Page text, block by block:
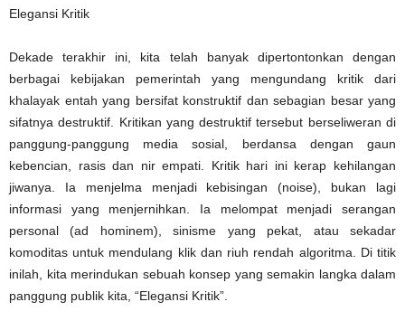
Elegansi Kritik
Dekade terakhir ini, kita telah banyak dipertontonkan dengan
berbagai kebijakan pemerintah yang mengundang kritik dari
khalayak entah yang bersifat konstruktif dan sebagian besar yang
sifatnya destruktif. Kritikan yang destruktif tersebut berseliweran di
panggung-panggung media sosial, berdansa dengan gaun
kebencian, rasis dan nir empati. Kritik hari ini kerap kehilangan
jiwanya. Ia menjelma menjadi kebisingan (noise), bukan lagi
informasi yang menjernihkan. Ia melompat menjadi serangan
personal (ad hominem), sinisme yang pekat, atau sekadar
komoditas untuk mendulang klik dan riuh rendah algoritma. Di titik
inilah, kita merindukan sebuah konsep yang semakin langka dalam
panggung publik kita, “Elegansi Kritik”.